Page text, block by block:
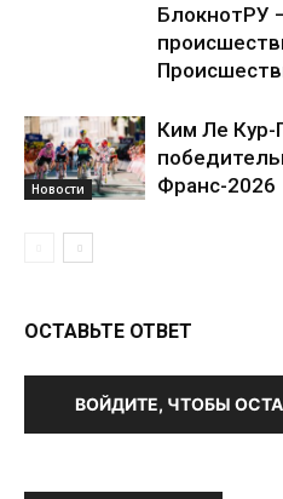
БлокнотРУ
Новости
Ким Ле Кур-
Франс-2026
ОСТАВЬТЕ ОТВЕТ
ВОЙДИТЕ, ЧТОБЫ